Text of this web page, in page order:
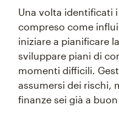
Una volta identificati
compreso come
iniziare a pianificare
sviluppare piani di
momenti difficili.
assumersi dei rischi,
finanze sei già a